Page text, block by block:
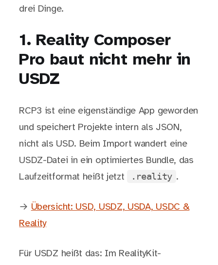
drei Dinge.
1. Reality Composer
Pro baut nicht mehr in
USDZ
RCP3 ist eine eigenständige App geworden
und speichert Projekte intern als JSON,
nicht als USD. Beim Import wandert eine
USDZ-Datei in ein optimiertes Bundle, das
Laufzeitformat heißt jetzt
.reality .
→ Übersicht: USD, USDZ, USDA, USDC &
Reality
Für USDZ heißt das: Im RealityKit-